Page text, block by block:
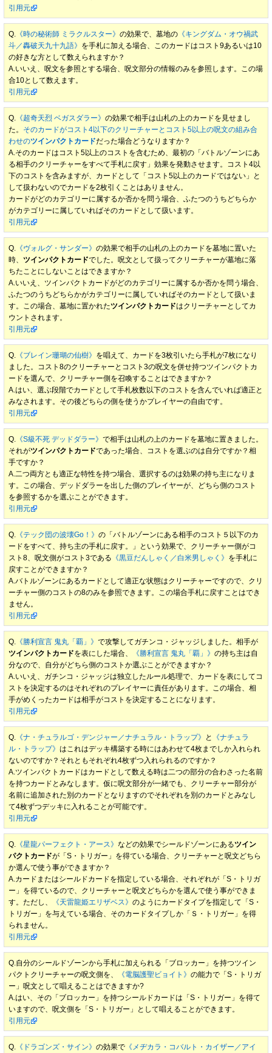
引用元
Q. 《時の秘術師 ミラクルスター》の効果で、墓地の 《キングダム・オウ禍武
斗／轟破天九十九語》 を手札に加える場合、このカードはコスト9あるいは10
の好きな方として数えられますか？
A.いいえ、呪文を参照とする場合、呪文部分の情報のみを参照します。この場
合10として数えます。
引用元
Q. 《超奇天烈 ベガスダラー》の効果で相手は山札の上のカードを見せまし
た。 そのカードがコスト4以下のクリーチャーとコスト5以上の呪文の組み合
わせのツインパクトカードだった場合どうなりますか？
A.そのカードはコスト5以上のコストを含むため、最初の「バトルゾーンにあ
る相手のクリーチャーをすべて手札に戻す」効果を発動させます。コスト4以
下のコストを含みますが、カードとして「コスト5以上のカードではない」と
して扱わないのでカードを2枚引くことはありません。
カードがどのカテゴリーに属するか否かを問う場合、ふたつのうちどちらか
がカテゴリーに属していればそのカードとして扱います。
引用元
Q. 《ヴォルグ・サンダー》の効果で相手の山札の上のカードを墓地に置いた
時、ツインパクトカードでした。呪文として扱ってクリーチャーが墓地に落
ちたことにしないことはできますか？
A.いいえ、ツインパクトカードがどのカテゴリーに属するか否かを問う場合、
ふたつのうちどちらかがカテゴリーに属していればそのカードとして扱いま
す。この場合、墓地に置かれたツインパクトカードはクリーチャーとしてカ
ウントされます。
引用元
Q. 《ブレイン珊瑚の仙樹》 を唱えて、カードを3枚引いたら手札が7枚になり
ました。コスト8のクリーチャーとコスト3の呪文を併せ持つツインパクトカ
ードを選んで、クリーチャー側を召喚することはできますか？
A.はい、選ぶ段階でカードとして手札枚数以下のコストを含んでいれば適正と
みなされます。その後どちらの側を使うかプレイヤーの自由です。
引用元
Q. 《S級不死 デッドダラー》で相手は山札の上のカードを墓地に置きました。
それがツインパクトカードであった場合、コストを選ぶのは自分ですか？相
手ですか？
A.二つ両方とも適正な特性を持つ場合、選択するのは効果の持ち主になりま
す。この場合、デッドダラーを出した側のプレイヤーが、どちら側のコスト
を参照するかを選ぶことができます。
引用元
Q. 《テック団の波壊Go！》の「バトルゾーンにある相手のコスト５以下のカ
ードをすべて、持ち主の手札に戻す。」という効果で、クリーチャー側がコ
スト8、呪文側がコスト3である 《黒豆だんしゃく／白米男しゃく》 を手札に
戻すことができますか？
A.バトルゾーンにあるカードとして適正な状態はクリーチャーですので、クリ
ーチャー側のコストの8のみを参照できます。この場合手札に戻すことはでき
ません。
引用元
Q. 《勝利宣言 鬼丸「覇」》で攻撃してガチンコ・ジャッジしました。相手が
ツインパクトカードを表にした場合、 《勝利宣言 鬼丸「覇」》の持ち主は自
分なので、自分がどちら側のコストか選ぶことができますか？
A.いいえ、ガチンコ・ジャッジは独立したルール処理で、カードを表にしてコ
ストを決定するのはそれぞれのプレイヤーに責任があります。この場合、相
手がめくったカードは相手がコストを決定することになります。
引用元
Q. 《ナ・チュラルゴ・デンジャー／ナチュラル・トラップ》 と
《ナチュラ
ル・トラップ》はこれはデッキ構築する時にはあわせて4枚までしか入れられ
ないのですか？それともそれぞれ4枚ずつ入れられるのですか？
A.ツインパクトカードはカードとして数える時は二つの部分の合わさった名前
を持つカードとみなします。仮に呪文部分が一緒でも、クリーチャー部分が
名前に追加された別のカードとなりますのでそれぞれを別のカードとみなし
て4枚ずつデッキに入れることが可能です。
引用元
Q. 《星龍パーフェクト・アース》などの効果でシールドゾーンにあるツイン
パクトカードが「S・トリガー」を得ている場合、クリーチャーと呪文どちら
か選んで使う事ができますか？
A.カードまたはシールドカードを指定している場合、それぞれが「S・トリガ
ー」を得ているので、クリーチャーと呪文どちらかを選んで使う事ができま
す。ただし、
《天雷龍姫エリザベス》のようにカードタイプを指定して「S・
トリガー」を与えている場合、そのカードタイプしか「Ｓ・トリガー」を得
られません。
引用元
Q.自分のシールドゾーンから手札に加えられる「ブロッカー」を持つツイン
パクトクリーチャーの呪文側を、
《電脳護聖ビョイト》の能力で「S・トリガ
ー」呪文として唱えることはできますか?
A.はい、その「ブロッカー」を持つシールドカードは「S・トリガー」を得て
いますので、呪文側を「S・トリガー」として唱えることができます。
引用元
Q. 《ドラゴンズ・サイン》の効果で 《メヂカラ・コバルト・カイザー／アイ